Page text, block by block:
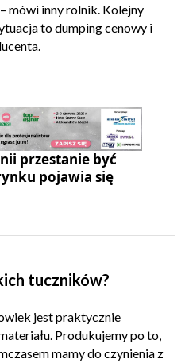
mówi inny rolnik. Kolejny
to dumping cenowy i
przestanie być
pojawia się
tuczników?
jest praktycznie
Produkujemy po to,
mamy do czynienia z